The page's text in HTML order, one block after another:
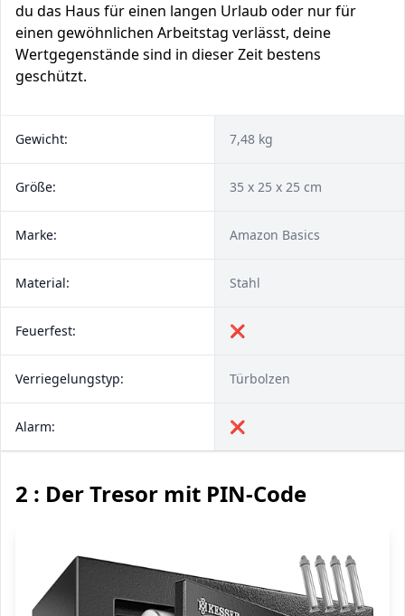
du das Haus für einen langen Urlaub oder nur für
einen gewöhnlichen Arbeitstag verlässt, deine
Wertgegenstände sind in dieser Zeit bestens
geschützt.
Gewicht: 7,48 kg
Größe: 35 x 25 x 25 cm
Marke: Amazon Basics
Material: Stahl
Feuerfest: ❌
Verriegelungstyp: Türbolzen
Alarm: ❌
2 : Der Tresor mit PIN-Code